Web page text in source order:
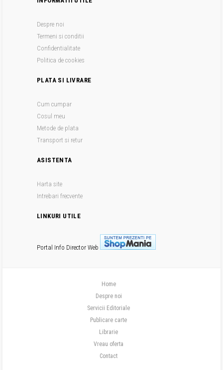
Despre noi
Termeni si conditii
Confidentialitate
Politica de cookies
PLATA SI LIVRARE
Cum cumpar
Cosul meu
Metode de plata
Transport si retur
ASISTENTA
Harta site
Intrebari frecvente
LINKURI UTILE
Portal Info Director Web
Home
Despre noi
Servicii Editoriale
Publicare carte
Librarie
Vreau oferta
Contact